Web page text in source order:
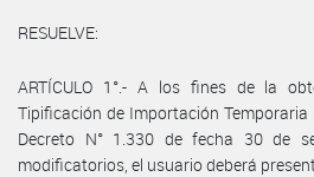
RESUELVE:
ARTÍCULO 1°.- A los fines de la
Tipificación de Importación Temporaria
Decreto N° 1.330 de fecha 30 de
modificatorios, el usuario deberá